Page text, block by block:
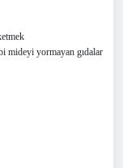
mideyi yormayan gıdalar